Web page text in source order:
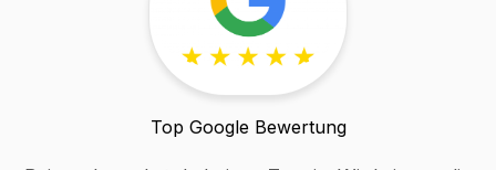
Top Google Bewertung